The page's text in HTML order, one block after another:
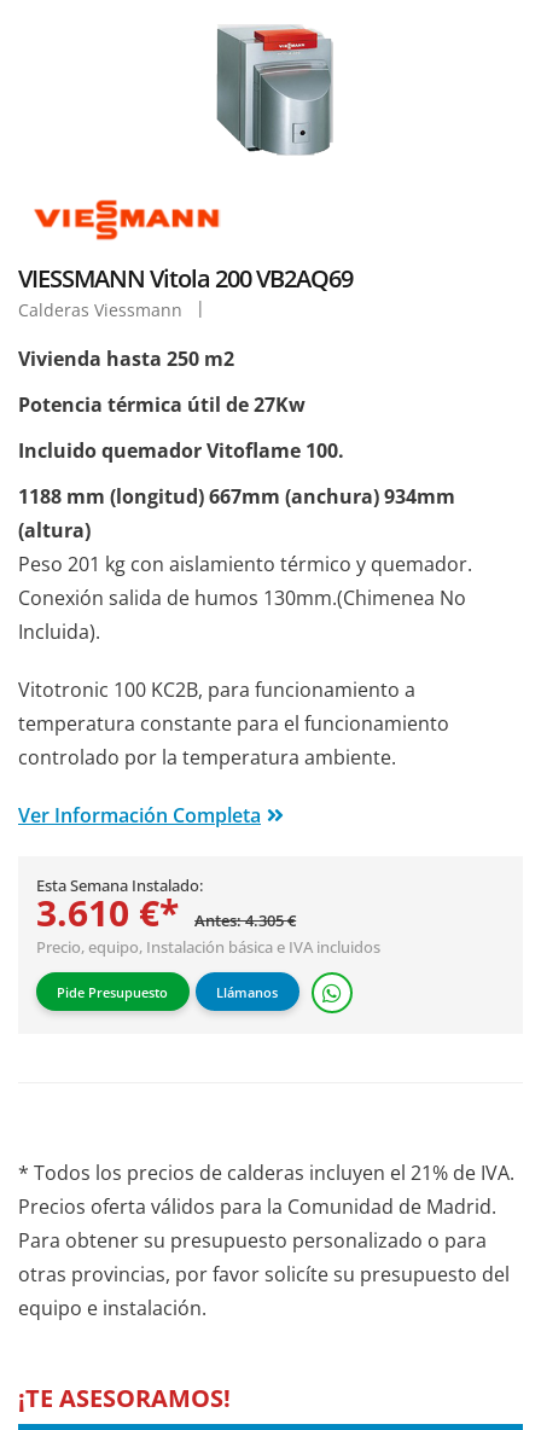
VIESSMANN Vitola 200 VB2AQ69
Calderas Viessmann
Vivienda hasta 250 m2
Potencia térmica útil de 27Kw
Incluido quemador Vitoflame 100.
1188 mm (longitud) 667mm (anchura) 934mm
(altura)
Peso 201 kg con aislamiento térmico y quemador.
Conexión salida de humos 130mm.(Chimenea No
Incluida).
Vitotronic 100 KC2B, para funcionamiento a
temperatura constante para el funcionamiento
controlado por la temperatura ambiente.
Ver Información Completa
Esta Semana Instalado:
3.610 €*
Antes: 4.305 €
Precio, equipo, Instalación básicae IVA incluidos
Pide Presupuesto Llámanos
* Todos los precios de calderas incluyen el 21% de IVA.
Precios oferta válidos para la Comunidad de Madrid.
Para obtener su presupuesto personalizado o para
otras provincias, por favor solicíte su presupuesto del
equipo e instalación.
¡TE ASESORAMOS!